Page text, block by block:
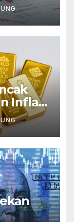
Inflasi